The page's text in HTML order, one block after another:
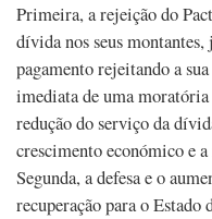
Primeira, a rejeição do
dívida nos seus
pagamento rejeitando a
imediata de uma
redução do serviço da
crescimento económico e
Segunda, a defesa e o
recuperação para o